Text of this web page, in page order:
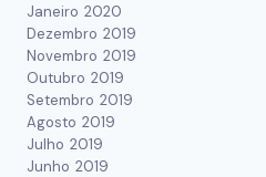
Janeiro 2020
Dezembro 2019
Novembro 2019
Outubro 2019
Setembro 2019
Agosto 2019
Julho 2019
Junho 2019